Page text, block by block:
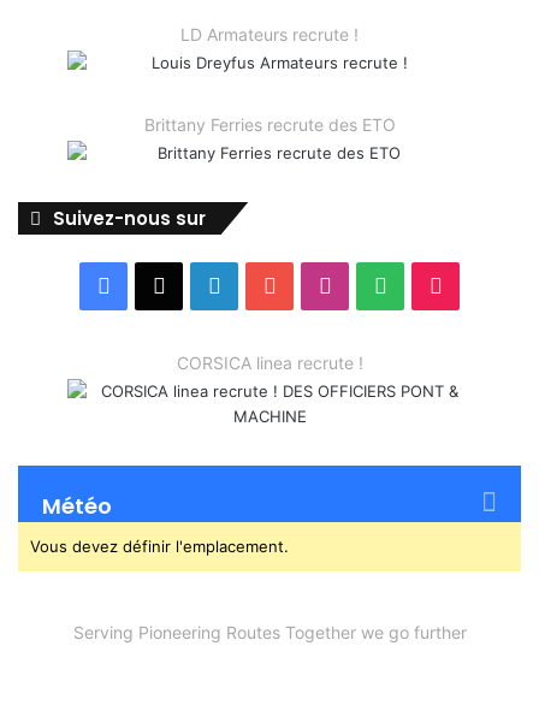
LD Armateurs recrute !
Brittany Ferries recrute des ETO
Suivez-nous sur
Facebook LinkedinYouTubeInstagram
Spotify
CORSICA linea recrute !
Météo
Vous devez définir l'emplacement.
Serving Pioneering Routes Together we go further